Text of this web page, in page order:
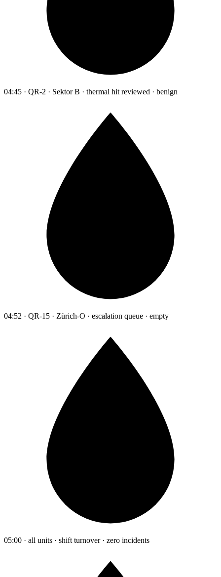
04:45 · QR-2 · Sektor B · thermal hit reviewed · benign
04:52 · QR-15 · Zürich-O · escalation queue · empty
05:00 · all units · shift turnover · zero incidents